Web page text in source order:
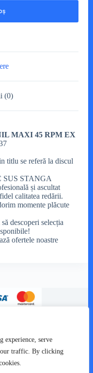
experience, serve
our traffic. By clicking
(0)
MAXI 45 RPM EX
titlu se referă la discul
SUS STANGA
și ascultat
calitatea redării.
momente plăcute
descoperi selecția
ofertele noastre